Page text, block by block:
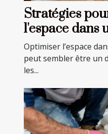
Stratégies
l'espace dans
logement
Optimiser l’espace
peut sembler être un
les...